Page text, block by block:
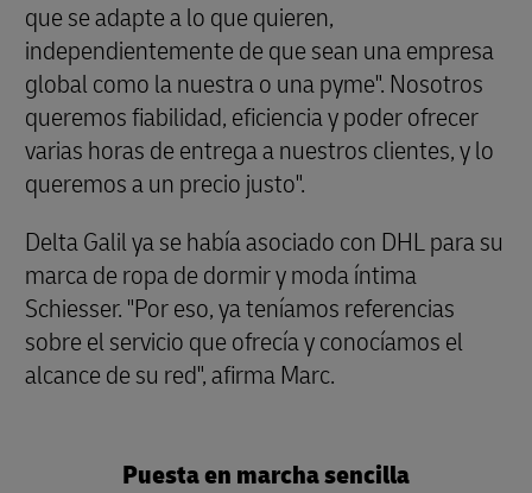
que se adapte a lo que quieren,
independientemente de que sean una empresa
global como la nuestra o una pyme". Nosotros
queremos fiabilidad, eficiencia y poder ofrecer
varias horas de entrega a nuestros clientes, y lo
queremos a un precio justo".
Delta Galil ya se había asociado con DHL para su
marca de ropa de dormir y moda íntima
Schiesser. "Por eso, ya teníamos referencias
sobre el servicio que ofrecía y conocíamos el
alcance de su red", afirma Marc.
Puesta en marcha sencilla